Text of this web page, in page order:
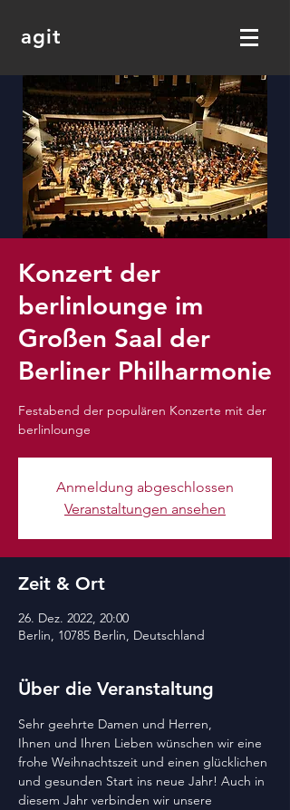
agit
Konzert der
berlinlounge im
Großen Saal der
Berliner Philharmonie
Festabend der populären Konzerte mit der
berlinlounge
Anmeldung abgeschlossen
Veranstaltungen ansehen
Zeit & Ort
26. Dez. 2022, 20:00
Berlin, 10785 Berlin, Deutschland
Über die Veranstaltung
Sehr geehrte Damen und Herren,
Ihnen und Ihren Lieben wünschen wir eine
frohe Weihnachtszeit und einen glücklichen
und gesunden Start ins neue Jahr! Auch in
diesem Jahr verbinden wir unsere